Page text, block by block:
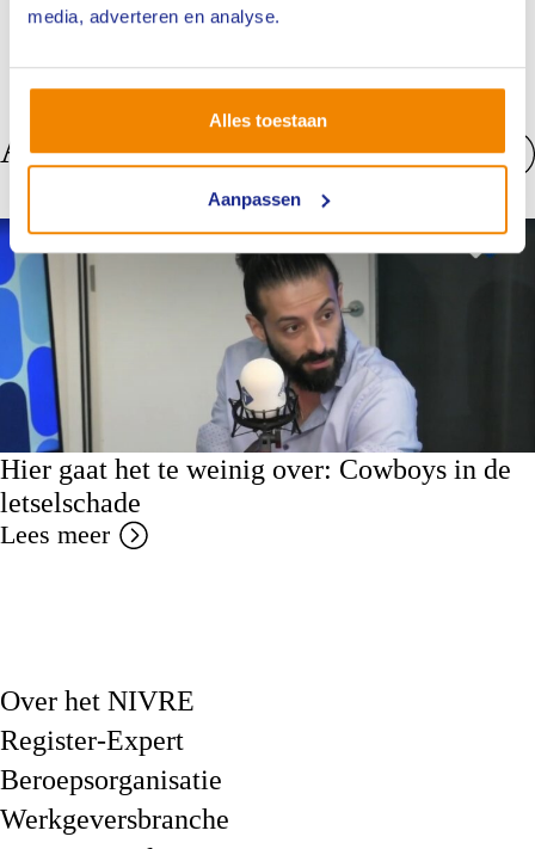
media, adverteren en analyse.
Alles toestaan
Aanpassen
Anderen bekeken ook
Nieuws
Hier gaat het te weinig over: Cowboys in de
letselschade
Lees meer
Over het NIVRE
Register-Expert
Beroepsorganisatie
Werkgeversbranche